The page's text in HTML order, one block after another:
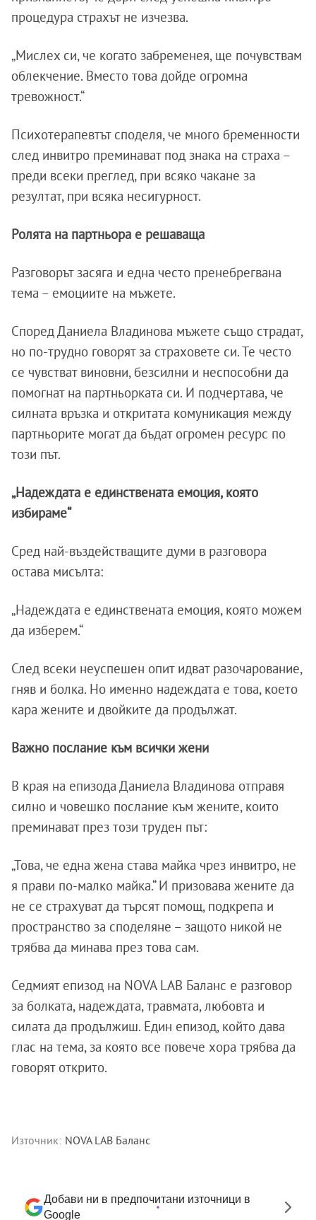
процедура страхът не изчезва.
„Мислех си, че когато забременея, ще почувствам
облекчение. Вместо това дойде огромна
тревожност.“
Психотерапевтът споделя, че много бременности
след инвитро преминават под знака на страха –
преди всеки преглед, при всяко чакане за
резултат, при всяка несигурност.
Ролята на партньора е решаваща
Разговорът засяга и една често пренебрегвана
тема – емоциите на мъжете.
Според Даниела Владинова мъжете също страдат,
но по-трудно говорят за страховете си. Те често
се чувстват виновни, безсилни и неспособни да
помогнат на партньорката си. И подчертава, че
силната връзка и откритата комуникация между
партньорите могат да бъдат огромен ресурс по
този път.
„Надеждата е единствената емоция, която
избираме“
Сред най-въздействащите думи в разговора
остава мисълта:
„Надеждата е единствената емоция, която можем
да изберем.“
След всеки неуспешен опит идват разочарование,
гняв и болка. Но именно надеждата е това, което
кара жените и двойките да продължат.
Важно послание към всички жени
В края на епизода Даниела Владинова отправя
силно и човешко послание към жените, които
преминават през този труден път:
„Това, че една жена става майка чрез инвитро, не
я прави по-малко майка.“ И призовава жените да
не се страхуват да търсят помощ, подкрепа и
пространство за споделяне – защото никой не
трябва да минава през това сам.
Седмият епизод на NOVA LAB Баланс е разговор
за болката, надеждата, травмата, любовта и
силата да продължиш. Един епизод, който дава
глас на тема, за която все повече хора трябва да
говорят открито.
Източник: NOVA LAB Баланс
Добави ни в предпочитани източници в
Google